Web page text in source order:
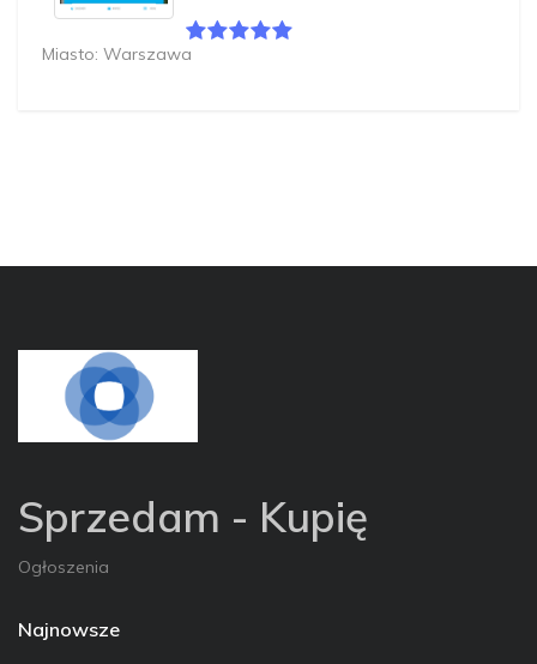
Miasto: Warszawa
Sprzedam - Kupię
Ogłoszenia
Najnowsze